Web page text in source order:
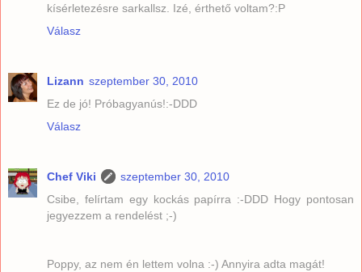
kísérletezésre sarkallsz. Izé, érthető voltam?:P
Válasz
Lizann szeptember 30, 2010
Ez de jó! Próbagyanús!:-DDD
Válasz
Chef Viki
szeptember 30, 2010
Csibe, felírtam egy kockás papírra :-DDD Hogy pontosan
jegyezzem a rendelést ;-)
Poppy, az nem én lettem volna :-) Annyira adta magát!